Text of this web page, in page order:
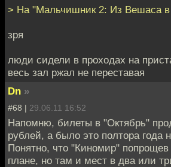
> На "Мальчишник 2: Из Вешаса в
зря
люди сидели в проходах на
весь зал ржал не переставая
Dn »
#68 | 29.06.11 16:52
Напомню, билеты в "Октябрь"
рублей, а было это полтора года
Понятно, что "Киномир" попрощев
плане, но там и мест в два или